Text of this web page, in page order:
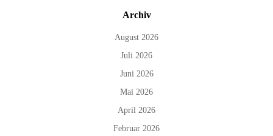
Archiv
August 2026
Juli 2026
Juni 2026
Mai 2026
April 2026
Februar 2026